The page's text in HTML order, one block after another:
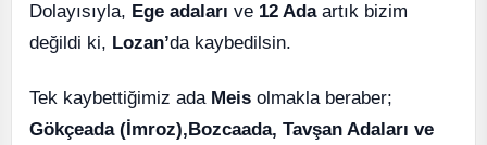
Dolayısıyla, Ege adaları ve 12 Adaartık bizim
değildi ki, Lozan’da kaybedilsin.
Tek kaybettiğimiz ada Meis olmakla beraber;
Gökçeada (İmroz),Bozcaada, Tavşan Adaları ve